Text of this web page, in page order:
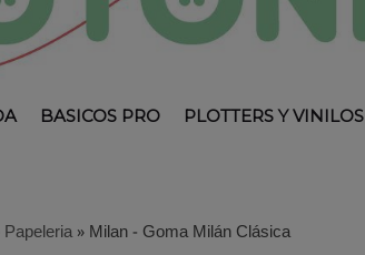
BASICOS PRO PLOTTERS Y VINILOS
Papeleria»Milan - Goma Milán Clásica